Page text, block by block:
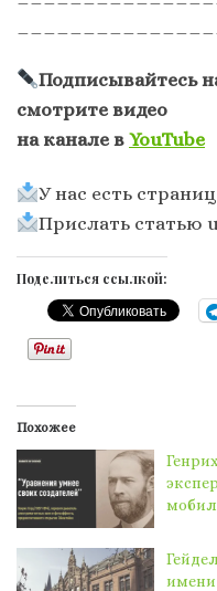
Подписывайтесь
смотрите видео
на канале в YouTube
У нас есть
Прислать статью
Поделиться ссылкой:
Похожее
имени